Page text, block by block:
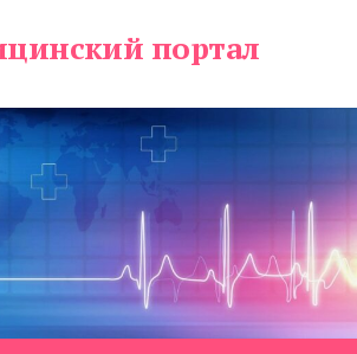
портал